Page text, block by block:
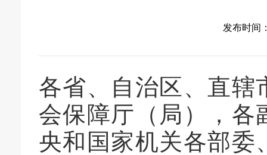
发布时间
各省、自治区、直辖
会保障厅（局），各
央和国家机关各部委